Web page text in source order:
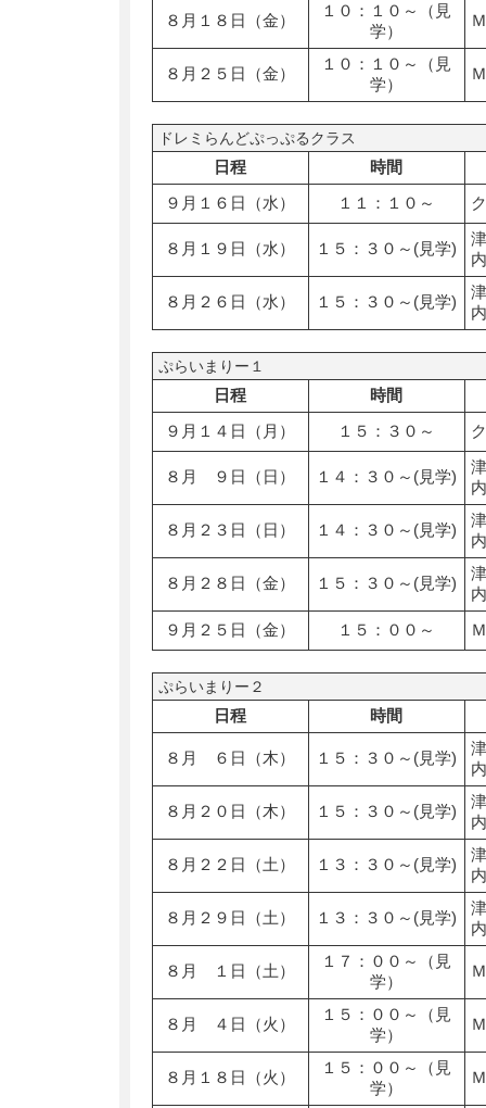
８月１８日（金）
１０：１０～（見
学）
８月２５日（金）
１０：１０～（見
学）
ドレミらんどぷっぷるクラス
日程
時間
９月１６日（水）
１１：１０～
８月１９日（水） １５：３０～(見学)
８月２６日（水） １５：３０～(見学)
ぷらいまりー１
日程
時間
９月１４日（月）
１５：３０～
８月 ９日（日） １４：３０～(見学)
８月２３日（日） １４：３０～(見学)
８月２８日（金） １５：３０～(見学)
９月２５日（金）
１５：００～
ぷらいまりー２
日程 時間
８月 ６日（木） １５：３０～(見学)
８月２０日（木） １５：３０～(見学)
８月２２日（土） １３：３０～(見学)
８月２９日（土） １３：３０～(見学)
８月 １日（土）
１７：００～（見
学）
８月 ４日（火）
１５：００～（見
学）
８月１８日（火）
１５：００～（見
学）